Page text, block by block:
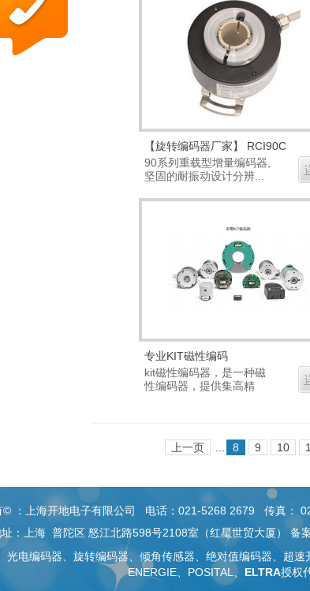
【旋转编码器厂家】 RCI90C
90系列重载型增量编码器,
坚固的耐振动设计分辨...
专业KIT磁性编码
kit磁性编码器，是一种磁
性编码器，提供集高精
上一页 8 9 10
© ：上海开地电子有限公司 电话：021-5268 2679 传真：
：上海 普陀区 怒江北路598号2108室（红星世贸大厦） 备案
光电编码器 、旋转编码器、 倾角传感器 、绝对值编码器、 超速
ENERGIE、POSITAL、 ELTRA授权